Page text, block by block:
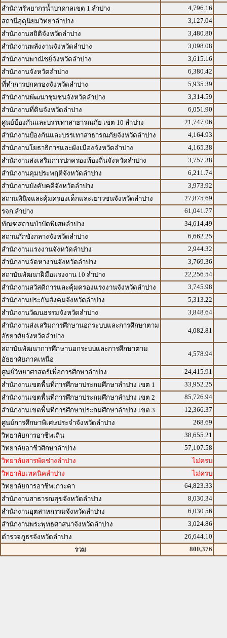
สำนักทรัพยากรน้ำบาดาลเขต 1 ลำปาง
4,796.16
สถานีอุตุนิยมวิทยาลำปาง
3,127.04
สำนักงานสถิติจังหวัดลำปาง
3,480.80
สำนักงานพลังงานจังหวัดลำปาง
3,098.08
สำนักงานพาณิชย์จังหวัดลำปาง
3,615.16
สำนักงานจังหวัดลำปาง
6,380.42
ที่ทำการปกครองจังหวัดลำปาง
5,935.39
สำนักงานพัฒนาชุมชนจังหวัดลำปาง
3,314.59
สำนักงานที่ดินจังหวัดลำปาง
6,051.90
ศูนย์ป้องกันและบรรเทาสาธารณภัย เขต 10 ลำปาง
21,747.06
สำนักงานป้องกันและบรรเทาสาธารณภัยจังหวัดลำปาง
4,164.93
สำนักงานโยธาธิการและผังเมืองจังหวัดลำปาง
4,165.38
สำนักงานส่งเสริมการปกครองท้องถิ่นจังหวัดลำปาง
3,757.38
สำนักงานคุมประพฤติจังหวัดลำปาง
6,211.74
สำนักงานบังคับคดีจังหวัดลำปาง
3,973.92
สถานพินิจและคุ้มครองเด็กและเยาวชนจังหวัดลำปาง
27,875.69
รจก.ลำปาง
61,041.77
ทัณฑสถานบำบัดพิเศษลำปาง
34,614.49
สถานกักขังกลางจังหวัดลำปาง
6,662.25
สำนักงานแรงงานจังหวัดลำปาง
2,944.32
สำนักงานจัดหางานจังหวัดลำปาง
3,769.36
สถาบันพัฒนาฝีมือแรงงาน 10 ลำปาง
22,256.54
สำนักงานสวัสดิการและคุ้มครองแรงงานจังหวัดลำปาง
3,745.98
สำนักงานประกันสังคมจังหวัดลำปาง
5,313.22
สำนักงานวัฒนธรรมจังหวัดลำปาง
3,848.64
สำนักงานส่งเสริมการศึกษานอกระบบและการศึกษาตาม
อัธยาศัยจังหวัดลำปาง
4,082.81
สถาบันพัฒนาการศึกษานอกระบบและการศึกษาตาม
อัธยาศัยภาคเหนือ
4,578.94
ศูนย์วิทยาศาสตร์เพื่อการศึกษาลำปาง
24,415.91
สำนักงานเขตพื้นที่การศึกษาประถมศึกษาลำปาง เขต 1
33,952.25
สำนักงานเขตพื้นที่การศึกษาประถมศึกษาลำปาง เขต 2
85,726.94
สำนักงานเขตพื้นที่การศึกษาประถมศึกษาลำปาง เขต 3
12,366.37
ศูนย์การศึกษาพิเศษประจำจังหวัดลำปาง
268.69
วิทยาลัยการอาชีพเถิน
38,655.21
วิทยาลัยอาชีวศึกษาลำปาง
57,107.58
วิทยาลัยสารพัดช่างลำปาง
ไม่ครบ
วิทยาลัยเทคนิคลำปาง
ไม่ครบ
วิทยาลัยการอาชีพเกาะคา
64,823.33
สำนักงานสาธารณสุขจังหวัดลำปาง
8,030.34
สำนักงานอุตสาหกรรมจังหวัดลำปาง
6,030.56
สำนักงานพระพุทธศาสนาจังหวัดลำปาง
3,024.86
ตำรวจภูธรจังหวัดลำปาง
26,644.10
รวม
800,376